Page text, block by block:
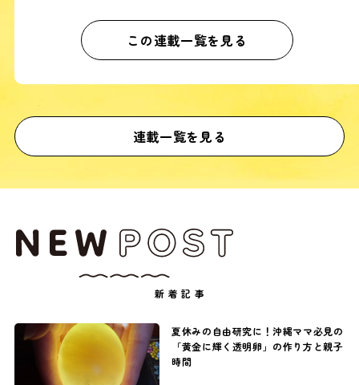
この連載一覧を見る
連載一覧を見る
新着記事
夏休みの自由研究に！沖縄ママ必見の
「黄金に輝く透明卵」の作り方と親子
時間